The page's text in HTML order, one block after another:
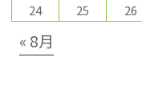
24
25 26
« 8月